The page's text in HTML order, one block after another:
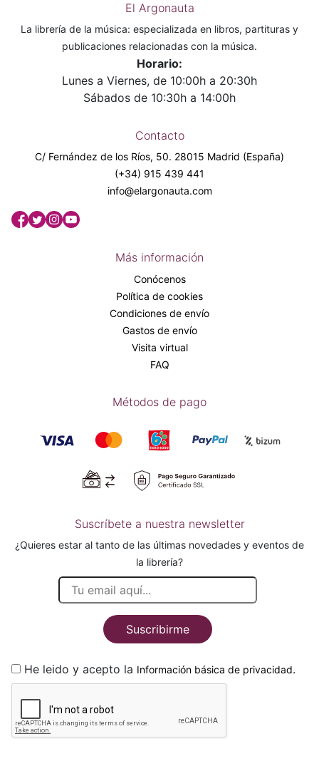
El Argonauta
La librería de la música: especializada en libros, partituras y
publicaciones relacionadas con la música.
Horario:
Lunes a Viernes, de 10:00h a 20:30h
Sábados de 10:30h a 14:00h
Contacto
C/ Fernández de los Ríos, 50. 28015 Madrid (España)
(+34) 915 439 441
info@elargonauta.com
Más información
Conócenos
Política de cookies
Condiciones de envío
Gastos de envío
Visita virtual
FAQ
Métodos de pago
Suscríbete a nuestra newsletter
¿Quieres estar al tanto de las últimas novedades y eventos de
la librería?
Suscribirme
He leido y acepto la Información básica de privacidad.